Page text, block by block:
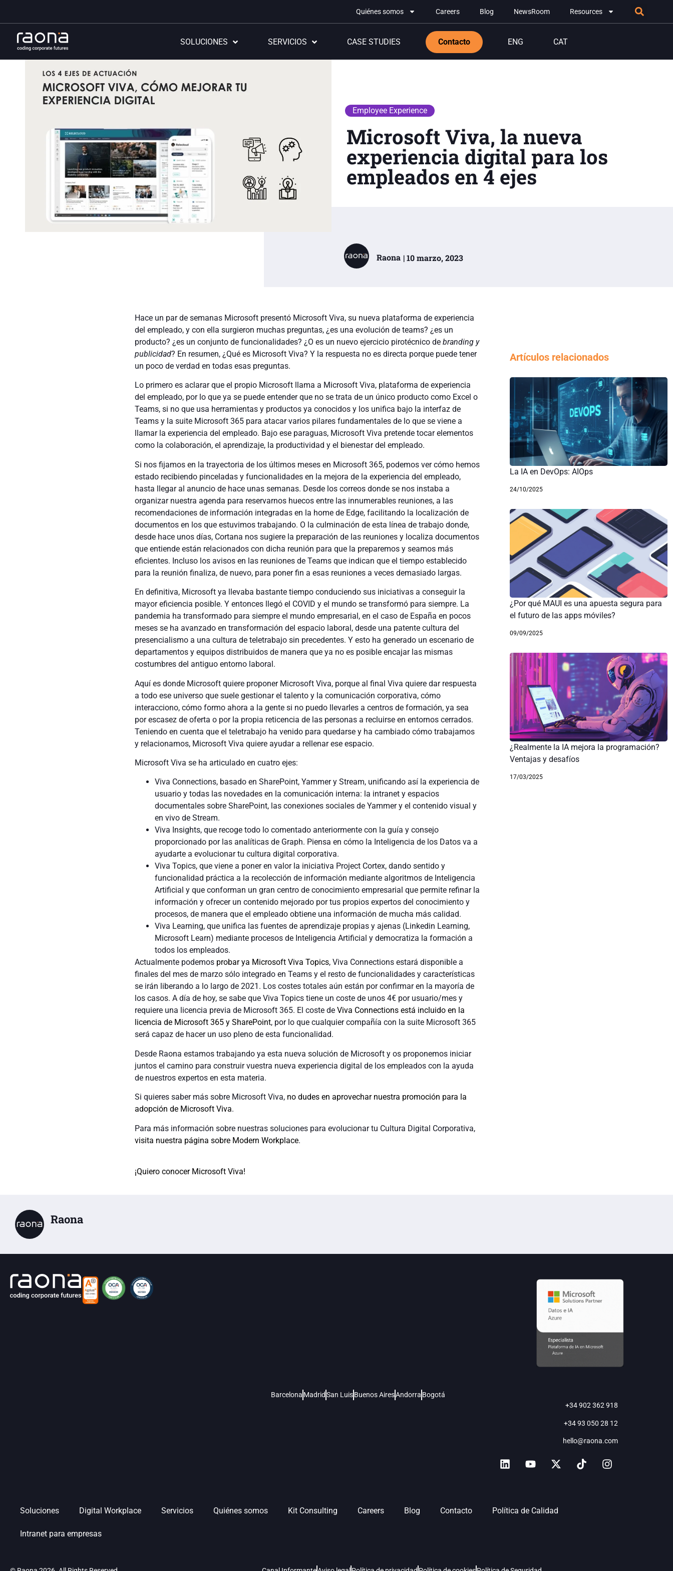
Quiénes somos Careers Blog NewsRoom Resources
SOLUCIONES SERVICIOS CASE STUDIES Contacto ENG CAT
Employee Experience
Microsoft Viva, la nueva
experiencia digital para los
empleados en 4 ejes
Raona | 10 marzo, 2023
Hace un par de semanas Microsoft presentó Microsoft Viva, su nueva plataforma de experiencia
del empleado, y con ella surgieron muchas preguntas, ¿es una evolución de teams? ¿es un
producto? ¿es un conjunto de funcionalidades? ¿O es un nuevo ejercicio pirotécnico de branding y
publicidad? En resumen, ¿Qué es Microsoft Viva? Y la respuesta no es directa porque puede tener
un poco de verdad en todas esas preguntas.
Lo primero es aclarar que el propio Microsoft llama a Microsoft Viva, plataforma de experiencia
del empleado, por lo que ya se puede entender que no se trata de un único producto como Excel o
Teams, si no que usa herramientas y productos ya conocidos y los unifica bajo la interfaz de
Teams y la suite Microsoft 365 para atacar varios pilares fundamentales de lo que se viene a
llamar la experiencia del empleado. Bajo ese paraguas, Microsoft Viva pretende tocar elementos
como la colaboración, el aprendizaje, la productividad y el bienestar del empleado.
Si nos fijamos en la trayectoria de los últimos meses en Microsoft 365, podemos ver cómo hemos
estado recibiendo pinceladas y funcionalidades en la mejora de la experiencia del empleado,
hasta llegar al anuncio de hace unas semanas. Desde los correos donde se nos instaba a
organizar nuestra agenda para reservarnos huecos entre las innumerables reuniones, a las
recomendaciones de información integradas en la home de Edge, facilitando la localización de
documentos en los que estuvimos trabajando. O la culminación de esta línea de trabajo donde,
desde hace unos días, Cortana nos sugiere la preparación de las reuniones y localiza documentos
que entiende están relacionados con dicha reunión para que la preparemos y seamos más
eficientes. Incluso los avisos en las reuniones de Teams que indican que el tiempo establecido
para la reunión finaliza, de nuevo, para poner fin a esas reuniones a veces demasiado largas.
En definitiva, Microsoft ya llevaba bastante tiempo conduciendo sus iniciativas a conseguir la
mayor eficiencia posible. Y entonces llegó el COVID y el mundo se transformó para siempre. La
pandemia ha transformado para siempre el mundo empresarial, en el caso de España en pocos
meses se ha avanzado en transformación del espacio laboral, desde una patente cultura del
presencialismo a una cultura de teletrabajo sin precedentes. Y esto ha generado un escenario de
departamentos y equipos distribuidos de manera que ya no es posible encajar las mismas
costumbres del antiguo entorno laboral.
Aquí es donde Microsoft quiere proponer Microsoft Viva, porque al final Viva quiere dar respuesta
a todo ese universo que suele gestionar el talento y la comunicación corporativa, cómo
interacciono, cómo formo ahora a la gente si no puedo llevarles a centros de formación, ya sea
por escasez de oferta o por la propia reticencia de las personas a recluirse en entornos cerrados.
Teniendo en cuenta que el teletrabajo ha venido para quedarse y ha cambiado cómo trabajamos
y relacionamos, Microsoft Viva quiere ayudar a rellenar ese espacio.
Microsoft Viva se ha articulado en cuatro ejes:
Viva Connections, basado en SharePoint, Yammer y Stream, unificando así la experiencia de
usuario y todas las novedades en la comunicación interna: la intranet y espacios
documentales sobre SharePoint, las conexiones sociales de Yammer y el contenido visual y
en vivo de Stream.
Viva Insights, que recoge todo lo comentado anteriormente con la guía y consejo
proporcionado por las analíticas de Graph. Piensa en cómo la Inteligencia de los Datos va a
ayudarte a evolucionar tu cultura digital corporativa.
Viva Topics, que viene a poner en valor la iniciativa Project Cortex, dando sentido y
funcionalidad práctica a la recolección de información mediante algoritmos de Inteligencia
Artificial y que conforman un gran centro de conocimiento empresarial que permite refinar la
información y ofrecer un contenido mejorado por tus propios expertos del conocimiento y
procesos, de manera que el empleado obtiene una información de mucha más calidad.
Viva Learning, que unifica las fuentes de aprendizaje propias y ajenas (Linkedin Learning,
Microsoft Learn) mediante procesos de Inteligencia Artificial y democratiza la formación a
todos los empleados.
Actualmente podemos probar ya Microsoft Viva Topics, Viva Connections estará disponible a
finales del mes de marzo sólo integrado en Teams y el resto de funcionalidades y características
se irán liberando a lo largo de 2021. Los costes totales aún están por confirmar en la mayoría de
los casos. A día de hoy, se sabe que Viva Topics tiene un coste de unos 4€ por usuario/mes y
requiere una licencia previa de Microsoft 365. El coste de Viva Connections está incluido en la
licencia de Microsoft 365 y SharePoint, por lo que cualquier compañía con la suite Microsoft 365
será capaz de hacer un uso pleno de esta funcionalidad.
Desde Raona estamos trabajando ya esta nueva solución de Microsoft y os proponemos iniciar
juntos el camino para construir vuestra nueva experiencia digital de los empleados con la ayuda
de nuestros expertos en esta materia.
Si quieres saber más sobre Microsoft Viva, no dudes en aprovechar nuestra promoción para la
adopción de Microsoft Viva.
Para más información sobre nuestras soluciones para evolucionar tu Cultura Digital Corporativa,
visita nuestra página sobre Modern Workplace.
¡Quiero conocer Microsoft Viva!
Artículos relacionados
La IA en DevOps: AIOps
24/10/2025
¿Por qué MAUI es una apuesta segura para
el futuro de las apps móviles?
09/09/2025
¿Realmente la IA mejora la programación?
Ventajas y desafíos
17/03/2025
Raona
Barcelona MadridSan Luis Buenos AiresAndorra Bogotá
+34 902 362 918
+34 93 050 28 12
hello@raona.com
Soluciones Digital Workplace Servicios Quiénes somos Kit Consulting Careers Blog Contacto Política de Calidad
Intranet para empresas